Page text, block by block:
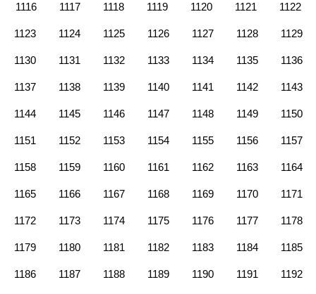
1116 1117 1118 1119 1120 1121 1122
1123 1124 1125 1126 1127 1128 1129
1130 1131 1132 1133 1134 1135 1136
1137 1138 1139 1140 1141 1142 1143
1144 1145 1146 1147 1148 1149 1150
1151 1152 1153 1154 1155 1156 1157
1158 1159 1160 1161 1162 1163 1164
1165 1166 1167 1168 1169 1170 1171
1172 1173 1174 1175 1176 1177 1178
1179 1180 1181 1182 1183 1184 1185
1186 1187 1188 1189 1190 1191 1192